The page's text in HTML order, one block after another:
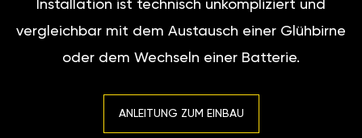
Installation ist technisch unkompliziert und
vergleichbar mit dem Austausch einer Glühbirne
oder dem Wechseln einer Batterie.
ANLEITUNG ZUM EINBAU